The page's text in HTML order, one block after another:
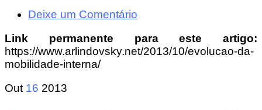
Deixe um Comentário
Link permanente para este artigo:
https://www.arlindovsky.net/2013/10/evolucao-da-
mobilidade-interna/
Out 16 2013